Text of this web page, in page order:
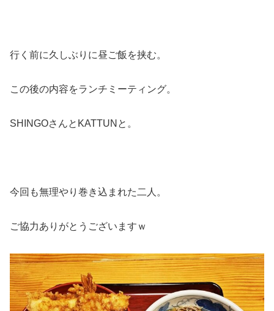
行く前に久しぶりに昼ご飯を挟む。
この後の内容をランチミーティング。
SHINGOさんとKATTUNと。
今回も無理やり巻き込まれた二人。
ご協力ありがとうございますｗ